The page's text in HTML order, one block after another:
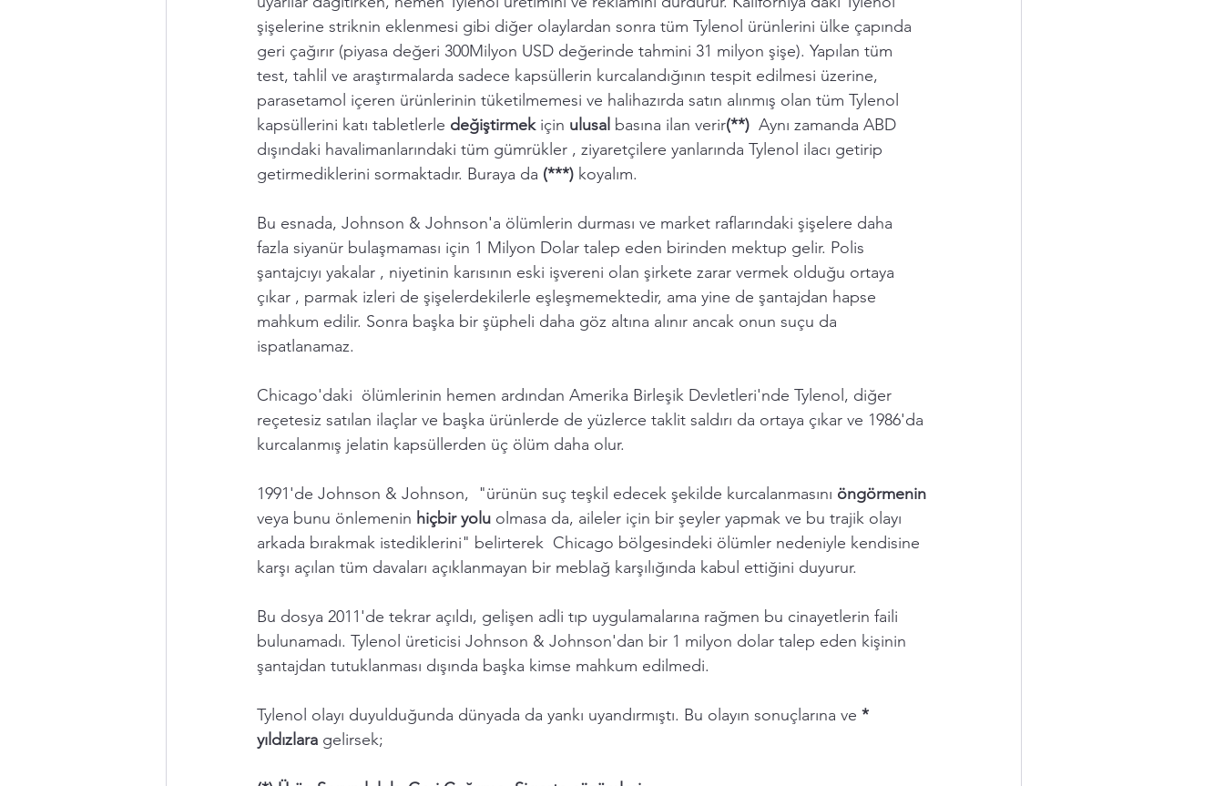
şişelerine striknin eklenmesi gibi diğer olaylardan sonra tüm Tylenol ürünlerini ülke çapında
geri çağırır (piyasa değeri 300Milyon USD değerinde tahmini 31 milyon şişe). Yapılan tüm
test, tahlil ve araştırmalarda sadece kapsüllerin kurcalandığının tespit edilmesi üzerine,
parasetamol içeren ürünlerinin tüketilmemesi ve halihazırda satın alınmış olan tüm Tylenol
kapsüllerini katı tabletlerle değiştirmek için ulusal basına ilan verir(**) Aynı zamanda ABD
dışındaki havalimanlarındaki tüm gümrükler , ziyaretçilere yanlarında Tylenol ilacı getirip
getirmediklerini sormaktadır. Buraya da (***) koyalım.
Bu esnada, Johnson & Johnson'a ölümlerin durması ve market raflarındaki şişelere daha
fazla siyanür bulaşmaması için 1 Milyon Dolar talep eden birinden mektup gelir. Polis
şantajcıyı yakalar , niyetinin karısının eski işvereni olan şirkete zarar vermek olduğu ortaya
çıkar , parmak izleri de şişelerdekilerle eşleşmemektedir, ama yine de şantajdan hapse
mahkum edilir. Sonra başka bir şüpheli daha göz altına alınır ancak onun suçu da
ispatlanamaz.
Chicago'daki  ölümlerinin hemen ardından Amerika Birleşik Devletleri'nde Tylenol, diğer
reçetesiz satılan ilaçlar ve başka ürünlerde de yüzlerce taklit saldırı da ortaya çıkar ve 1986'da
kurcalanmış jelatin kapsüllerden üç ölüm daha olur.
1991'de Johnson & Johnson,  "ürünün suç teşkil edecek şekilde kurcalanmasını öngörmenin
veya bunu önlemenin hiçbir yolu olmasa da, aileler için bir şeyler yapmak ve bu trajik olayı
arkada bırakmak istediklerini" belirterek  Chicago bölgesindeki ölümler nedeniyle kendisine
karşı açılan tüm davaları açıklanmayan bir meblağ karşılığında kabul ettiğini duyurur.
Bu dosya 2011'de tekrar açıldı, gelişen adli tıp uygulamalarına rağmen bu cinayetlerin faili
bulunamadı. Tylenol üreticisi Johnson & Johnson'dan bir 1 milyon dolar talep eden kişinin
şantajdan tutuklanması dışında başka kimse mahkum edilmedi.
Tylenol olayı duyulduğunda dünyada da yankı uyandırmıştı. Bu olayın sonuçlarına ve *
yıldızlara gelirsek;